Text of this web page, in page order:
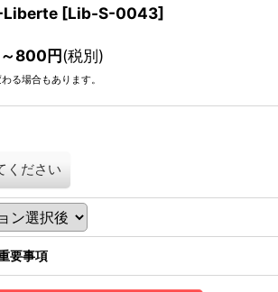
Liberte [Lib-S-0043]
～800円(税別)
る場合もあります。
ください
要事項